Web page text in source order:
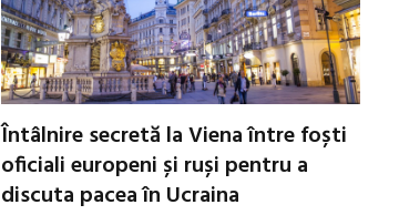
Întâlnire secretă la Viena între foști
oficiali europeni și ruși pentru a
discuta pacea în Ucraina